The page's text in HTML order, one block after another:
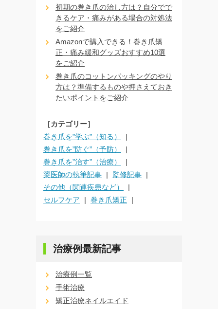
初期の巻き爪の治し方は？自分でで
きるケア・痛みがある場合の対処法
をご紹介
Amazonで購入できる！巻き爪矯
正・痛み緩和グッズおすすめ10選
をご紹介
巻き爪のコットンパッキングのやり
方は？準備するものや押さえておき
たいポイントをご紹介
［カテゴリー］
巻き爪を”学ぶ”（知る）
巻き爪を”防ぐ”（予防）
巻き爪を”治す”（治療）
簗医師の執筆記事
監修記事
その他（関連疾患など）
セルフケア
巻き爪矯正
治療例最新記事
治療例一覧
手術治療
矯正治療ネイルエイド